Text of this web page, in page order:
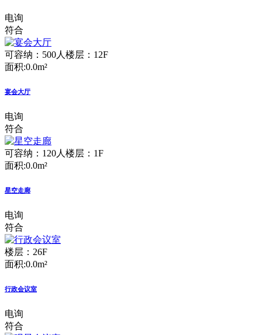
电询
符合
可容纳：500人 楼层：12F
面积:0.0m²
宴会大厅
电询
符合
可容纳：120人 楼层：1F
面积:0.0m²
星空走廊
电询
符合
楼层：26F
面积:0.0m²
行政会议室
电询
符合